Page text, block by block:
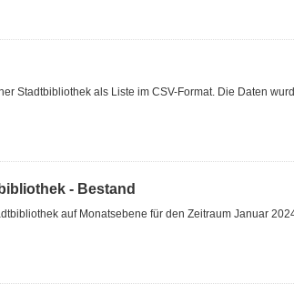
Stadtbibliothek als Liste im CSV-Format. Die Daten
- Bestand
auf Monatsebene für den Zeitraum Januar